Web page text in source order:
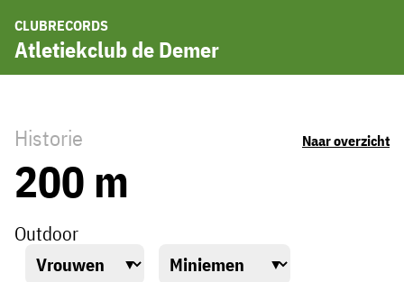
CLUBRECORDS
Atletiekclub de Demer
Historie Naar overzicht
200 m
Outdoor